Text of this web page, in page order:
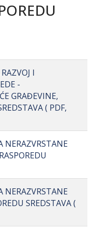
I
-
GRAĐEVINE,
( PDF,
NERAZVRSTANE
NERAZVRSTANE
SREDSTAVA(